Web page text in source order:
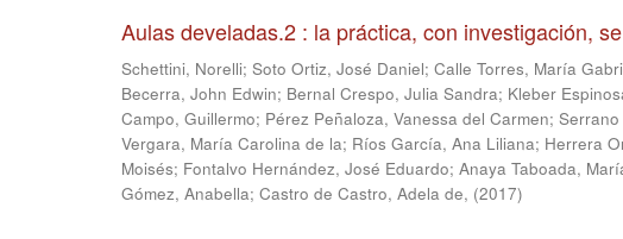
Aulas develadas.2 : la práctica, con investigación,
Schettini, Norelli; Soto Ortiz, José Daniel; Calle Torres, María
Becerra, John Edwin; Bernal Crespo, Julia Sandra; Kleber
Campo, Guillermo; Pérez Peñaloza, Vanessa del Carmen;
Vergara, María Carolina de la; Ríos García, Ana Liliana; Herrera
Moisés; Fontalvo Hernández, José Eduardo; Anaya Taboada,
Gómez, Anabella; Castro de Castro, Adela de, (2017)